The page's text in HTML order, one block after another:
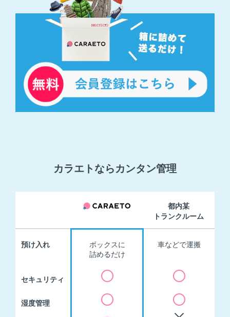
カラエトならカンタン管理
都内某
トランクルーム
預け入れ
ボックスに
詰めるだけ
車などで運搬
セキュリティ
湿度管理